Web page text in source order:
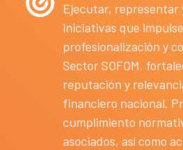
Ejecutar, representar
iniciativas que
profesionalización y
Sector SOFOM,
reputación y
financiero nacional.
cumplimiento
asociados, así como